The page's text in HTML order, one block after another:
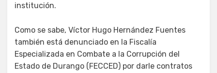
institución.
Como se sabe, Víctor Hugo Hernández Fuentes
también está denunciado en la Fiscalía
Especializada en Combate a la Corrupción del
Estado de Durango (FECCED) por darle contratos